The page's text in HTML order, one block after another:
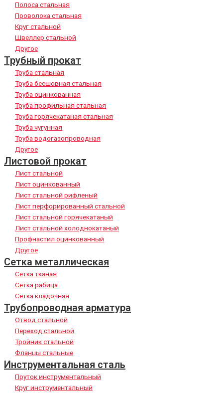
Полоса стальная
Проволока стальная
Круг стальной
Швеллер стальной
Другое
Трубный прокат
Труба стальная
Труба бесшовная стальная
Труба оцинкованная
Труба профильная стальная
Труба горячекатаная стальная
Труба чугунная
Труба водогазопроводная
Другое
Листовой прокат
Лист стальной
Лист оцинкованный
Лист стальной рифленый
Лист перфорированный стальной
Лист стальной горячекатаный
Лист стальной холоднокатаный
Профнастил оцинкованный
Другое
Сетка металлическая
Сетка тканая
Сетка рабица
Сетка кладочная
Трубопроводная арматура
Отвод стальной
Переход стальной
Тройник стальной
Фланцы стальные
Инструментальная сталь
Пруток инструментальный
Круг инструментальный